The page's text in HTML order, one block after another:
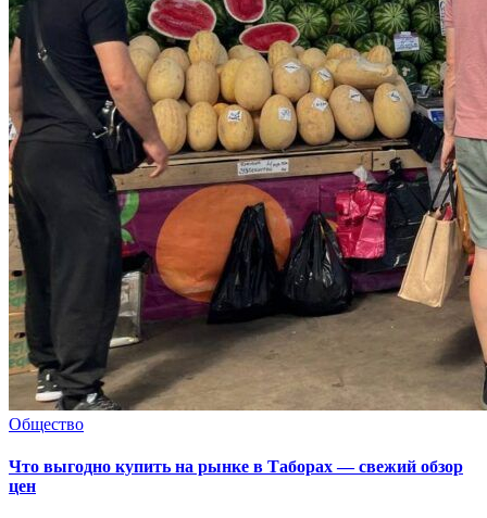
Общество
Что выгодно купить на рынке в Таборах — свежий обзор
цен